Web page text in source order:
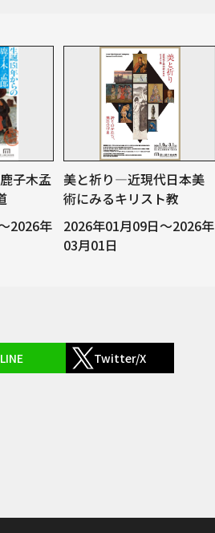
子木孟
2026年
美と祈り—近現代日本美
術にみるキリスト教
2026年01月09日～2026年
03月01日
LINE Twitter/X